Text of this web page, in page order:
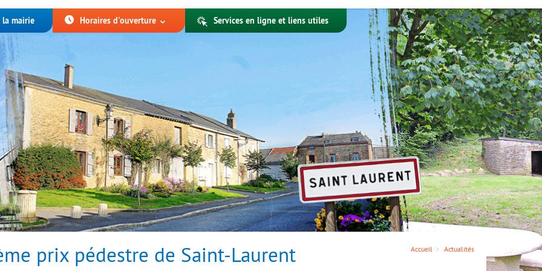
la mairie Horaires d'ouverture Services en ligne et liens utiles
Accueil Actualités
prix pédestre de Saint-Laurent